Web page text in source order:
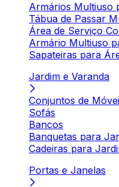
Armários Multiuso
Tábua de Passar
Área de Serviço
Armário Multiuso
Sapateiras para
Jardim e Varanda
Conjuntos de
Sofás
Bancos
Banquetas para
Cadeiras para
Portas e Janelas